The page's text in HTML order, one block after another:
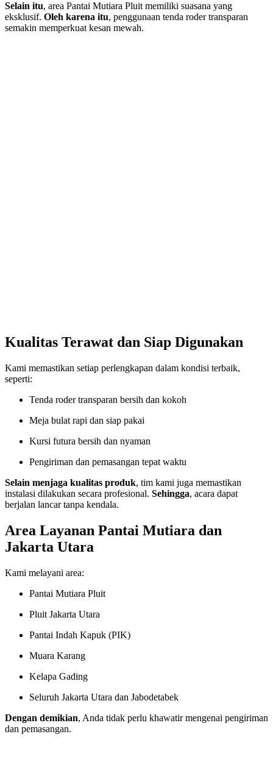
Selain itu, area Pantai Mutiara Pluit memiliki suasana yang
eksklusif. Oleh karena itu, penggunaan tenda roder transparan
semakin memperkuat kesan mewah.
Kualitas Terawat dan Siap Digunakan
Kami memastikan setiap perlengkapan dalam kondisi terbaik,
seperti:
Tenda roder transparan bersih dan kokoh
Meja bulat rapi dan siap pakai
Kursi futura bersih dan nyaman
Pengiriman dan pemasangan tepat waktu
Selain menjaga kualitas produk, tim kami juga memastikan
instalasi dilakukan secara profesional. Sehingga, acara dapat
berjalan lancar tanpa kendala.
Area Layanan Pantai Mutiara dan
Jakarta Utara
Kami melayani area:
Pantai Mutiara Pluit
Pluit Jakarta Utara
Pantai Indah Kapuk (PIK)
Muara Karang
Kelapa Gading
Seluruh Jakarta Utara dan Jabodetabek
Dengan demikian, Anda tidak perlu khawatir mengenai pengiriman
dan pemasangan.